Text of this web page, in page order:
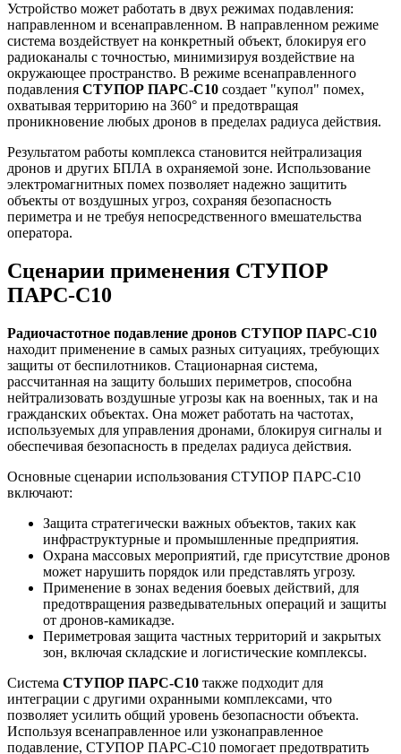
Устройство может работать в двух режимах подавления:
направленном и всенаправленном. В направленном режиме
система воздействует на конкретный объект, блокируя его
радиоканалы с точностью, минимизируя воздействие на
окружающее пространство. В режиме всенаправленного
подавления СТУПОР ПАРС-С10 создает "купол" помех,
охватывая территорию на 360° и предотвращая
проникновение любых дронов в пределах радиуса действия.
Результатом работы комплекса становится нейтрализация
дронов и других БПЛА в охраняемой зоне. Использование
электромагнитных помех позволяет надежно защитить
объекты от воздушных угроз, сохраняя безопасность
периметра и не требуя непосредственного вмешательства
оператора.
Сценарии применения СТУПОР
ПАРС-С10
Радиочастотное подавление дронов СТУПОР ПАРС-С10
находит применение в самых разных ситуациях, требующих
защиты от беспилотников. Стационарная система,
рассчитанная на защиту больших периметров, способна
нейтрализовать воздушные угрозы как на военных, так и на
гражданских объектах. Она может работать на частотах,
используемых для управления дронами, блокируя сигналы и
обеспечивая безопасность в пределах радиуса действия.
Основные сценарии использования СТУПОР ПАРС-С10
включают:
Защита стратегически важных объектов, таких как
инфраструктурные и промышленные предприятия.
Охрана массовых мероприятий, где присутствие дронов
может нарушить порядок или представлять угрозу.
Применение в зонах ведения боевых действий, для
предотвращения разведывательных операций и защиты
от дронов-камикадзе.
Периметровая защита частных территорий и закрытых
зон, включая складские и логистические комплексы.
Система СТУПОР ПАРС-С10 также подходит для
интеграции с другими охранными комплексами, что
позволяет усилить общий уровень безопасности объекта.
Используя всенаправленное или узконаправленное
подавление, СТУПОР ПАРС-С10 помогает предотвратить